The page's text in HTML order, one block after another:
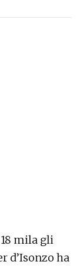
mila gli
d’Isonzo ha